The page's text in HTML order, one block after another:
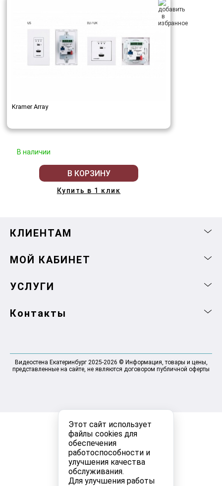
Этот сайт использует
файлы cookies для
обеспечения
работоспособности и
улучшения качества
обслуживания.
Для улучшения работы
Kramer Array
В наличии
В КОРЗИНУ
Купить в 1 клик
КЛИЕНТАМ
МОЙ КАБИНЕТ
УСЛУГИ
Контакты
Видеостена Екатеринбург 2025-2026 © Информация, товары и цены,
представленные на сайте, не являются договором публичной оферты